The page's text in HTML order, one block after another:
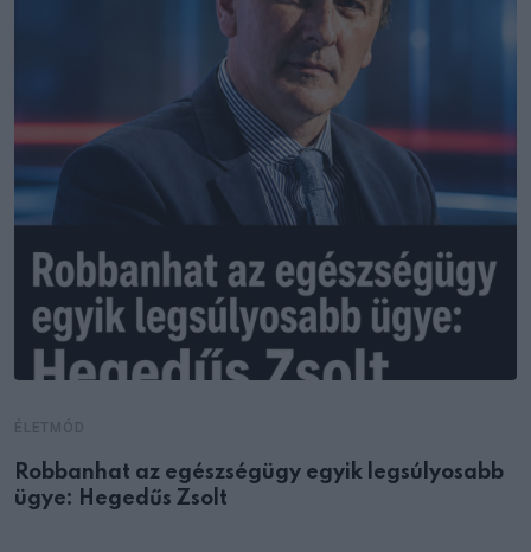
Robbanhat az egészségügy egyik legsúlyosabb
ügye: Hegedűs Zsolt